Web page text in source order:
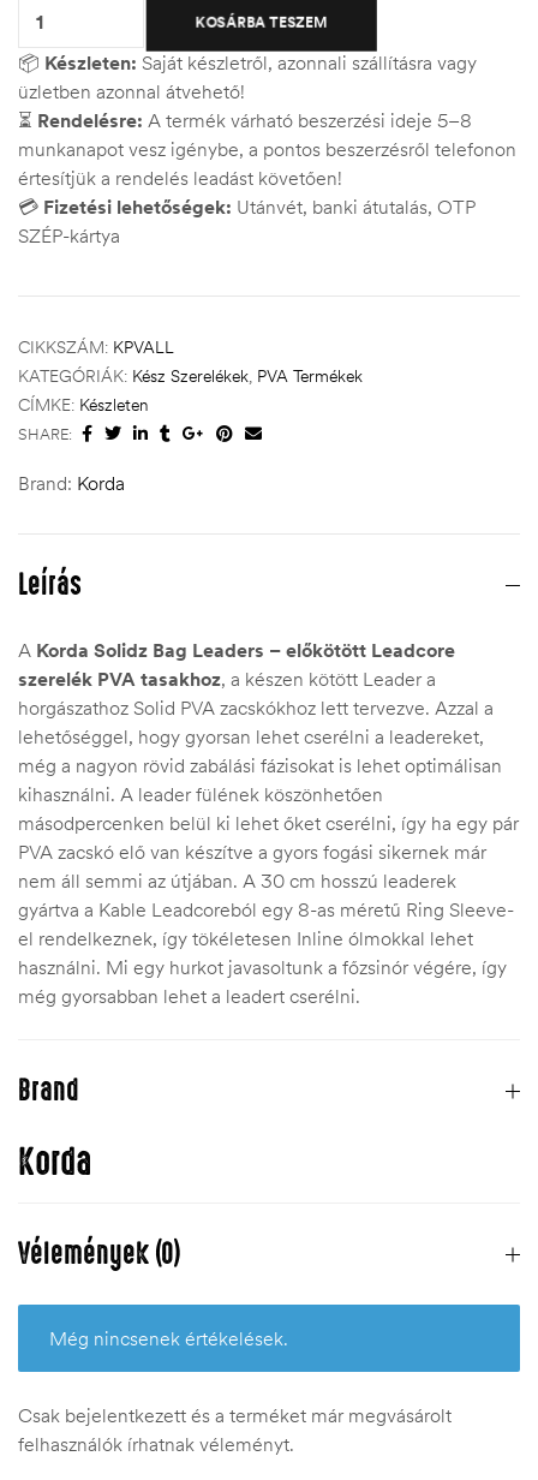
KOSÁRBA TESZEM
📦 Készleten: Saját készletről, azonnali szállításra vagy
üzletben azonnal átvehető!
⏳ Rendelésre: A termék várható beszerzési ideje 5–8
munkanapot vesz igénybe, a pontos beszerzésről telefonon
értesítjük a rendelés leadást követően!
💳 Fizetési lehetőségek: Utánvét, banki átutalás, OTP
SZÉP-kártya
CIKKSZÁM: KPVALL
KATEGÓRIÁK: Kész Szerelékek, PVA Termékek
CÍMKE: Készleten
SHARE:
Brand: Korda
Leírás
A Korda Solidz Bag Leaders – előkötött Leadcore
szerelék PVA tasakhoz, a készen kötött Leader a
horgászathoz Solid PVA zacskókhoz lett tervezve. Azzal a
lehetőséggel, hogy gyorsan lehet cserélni a leadereket,
még a nagyon rövid zabálási fázisokat is lehet optimálisan
kihasználni. A leader fülének köszönhetően
másodpercenken belül ki lehet őket cserélni, így ha egy pár
PVA zacskó elő van készítve a gyors fogási sikernek már
nem áll semmi az útjában. A 30 cm hosszú leaderek
gyártva a Kable Leadcoreból egy 8-as méretű Ring Sleeve-
el rendelkeznek, így tökéletesen Inline ólmokkal lehet
használni. Mi egy hurkot javasoltunk a főzsinór végére, így
még gyorsabban lehet a leadert cserélni.
Brand
Korda
Vélemények (0)
Még nincsenek értékelések.
Csak bejelentkezett és a terméket már megvásárolt
felhasználók írhatnak véleményt.